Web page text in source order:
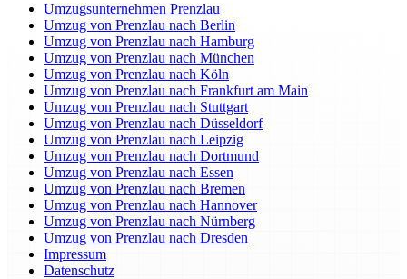
Umzugsunternehmen Prenzlau
Umzug von Prenzlau nach Berlin
Umzug von Prenzlau nach Hamburg
Umzug von Prenzlau nach München
Umzug von Prenzlau nach Köln
Umzug von Prenzlau nach Frankfurt am Main
Umzug von Prenzlau nach Stuttgart
Umzug von Prenzlau nach Düsseldorf
Umzug von Prenzlau nach Leipzig
Umzug von Prenzlau nach Dortmund
Umzug von Prenzlau nach Essen
Umzug von Prenzlau nach Bremen
Umzug von Prenzlau nach Hannover
Umzug von Prenzlau nach Nürnberg
Umzug von Prenzlau nach Dresden
Impressum
Datenschutz